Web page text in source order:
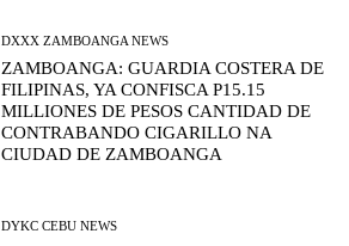
DXXX ZAMBOANGA NEWS
ZAMBOANGA: GUARDIA COSTERA DE
FILIPINAS, YA CONFISCA P15.15
MILLIONES DE PESOS CANTIDAD DE
CONTRABANDO CIGARILLO NA
CIUDAD DE ZAMBOANGA
DYKC CEBU NEWS